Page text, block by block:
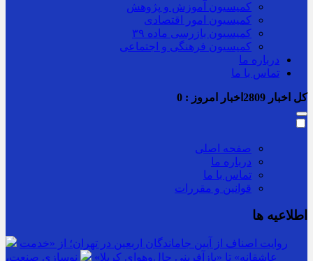
کمیسیون آموزش و پژوهش
کمیسیون امور اقتصادی
کمیسیون بازرسی ماده ۳۹
کمیسیون فرهنگی و اجتماعی
درباره ما
تماس با ما
کل اخبار اخبار امروز : 0
صفحه اصلی
درباره ما
تماس با ما
قوانین و مقررات
اطلاعیه ها
روایت اصناف از آیین جاماندگان اربعین در تهران؛ از «خدمت
عاشقانه» تا «بازآفرینی حال‌وهوای کربلا»
نوسازی صنعت،